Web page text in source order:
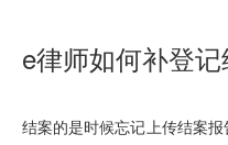
e律师如何补登记
结案的是时候忘记上传结案